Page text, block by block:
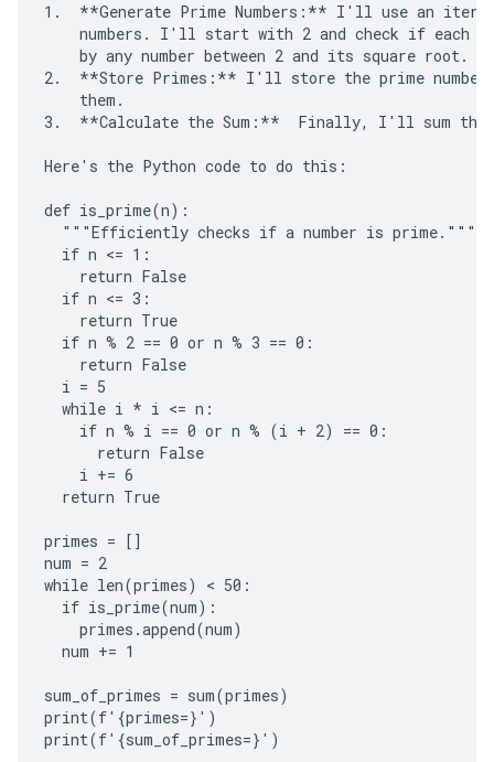
1.  **Generate Prime Numbers:** I'll use an
numbers. I'll start with 2 and check if each
by any number between 2 and its square root.
2.  **Store Primes:** I'll store the prime
    them.
3.  **Calculate the Sum:**  Finally, I'll sum the
Here's the Python code to do this:
def is_prime(n):
  """Efficiently checks if a number is prime."""
  if n <= 1:
    return False
  if n <= 3:
    return True
  if n % 2 == 0 or n % 3 == 0:
    return False
  i = 5
  while i * i <= n:
    if n % i == 0 or n % (i + 2) == 0:
      return False
    i += 6
  return True
primes = []
num = 2
while len(primes) < 50:
  if is_prime(num):
    primes.append(num)
  num += 1
sum_of_primes = sum(primes)
print(f'{primes=}')
print(f'{sum_of_primes=}')